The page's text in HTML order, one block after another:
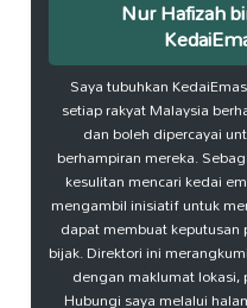
Nur Hafizah
Saya tubuhkan
setiap rakyat Malaysia
dan boleh dipercayai
berhampiran mereka.
kesulitan mencari kedai
mengambil inisiatif untuk
dapat membuat
bijak. Direktori ini
dengan maklumat
Hubungi saya melalui